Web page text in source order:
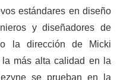
estándares en diseño
y diseñadores de
la dirección de Micki
más alta calidad en la
se prueban en la